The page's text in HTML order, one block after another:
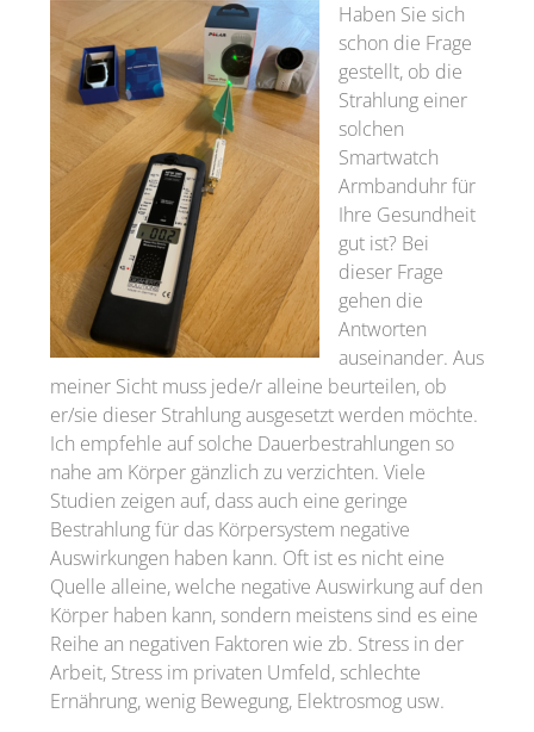
Haben Sie sich
schon die Frage
gestellt, ob die
Strahlung einer
solchen
Smartwatch
Armbanduhr für
Ihre Gesundheit
gut ist? Bei
dieser Frage
gehen die
Antworten
auseinander. Aus
meiner Sicht muss jede/r alleine beurteilen, ob
er/sie dieser Strahlung ausgesetzt werden möchte.
Ich empfehle auf solche Dauerbestrahlungen so
nahe am Körper gänzlich zu verzichten. Viele
Studien zeigen auf, dass auch eine geringe
Bestrahlung für das Körpersystem negative
Auswirkungen haben kann. Oft ist es nicht eine
Quelle alleine, welche negative Auswirkung auf den
Körper haben kann, sondern meistens sind es eine
Reihe an negativen Faktoren wie zb. Stress in der
Arbeit, Stress im privaten Umfeld, schlechte
Ernährung, wenig Bewegung, Elektrosmog usw.